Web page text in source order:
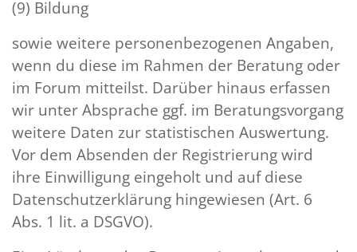
(9) Bildung
sowie weitere personenbezogenen Angaben,
wenn du diese im Rahmen der Beratung oder
im Forum mitteilst. Darüber hinaus erfassen
wir unter Absprache ggf. im Beratungsvorgang
weitere Daten zur statistischen Auswertung.
Vor dem Absenden der Registrierung wird
ihre Einwilligung eingeholt und auf diese
Datenschutzerklärung hingewiesen (Art. 6
Abs. 1 lit. a DSGVO).